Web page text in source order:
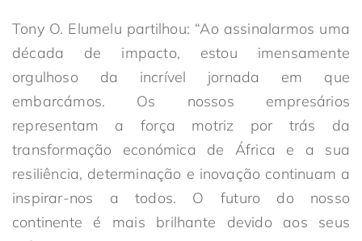
Tony O. Elumelu partilhou: “Ao assinalarmos uma
década de impacto, estou imensamente
orgulhoso da incrível jornada em que
embarcámos. Os nossos empresários
representam a força motriz por trás da
transformação económica de África e a sua
resiliência, determinação e inovação continuam a
inspirar-nos a todos. O futuro do nosso
continente é mais brilhante devido aos seus